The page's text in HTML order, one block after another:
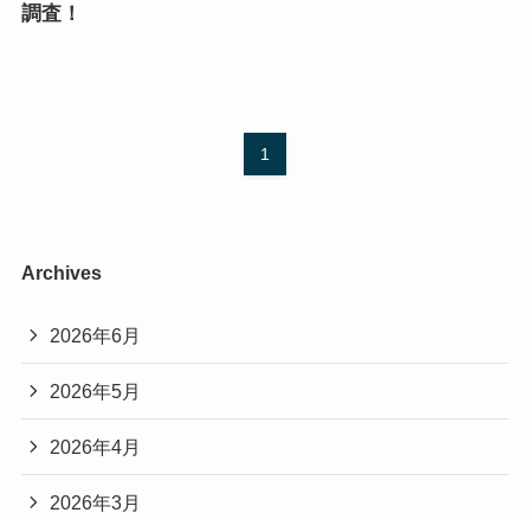
調査！
1
Archives
2026年6月
2026年5月
2026年4月
2026年3月